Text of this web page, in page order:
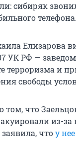
сибиряк
телефона.
Елизарова
УК РФ —
терроризма и
свободы
том, что
из-
чтоу